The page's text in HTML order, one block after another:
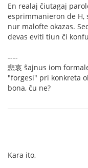
En realaj ĉiutagaj
esprimmanieron de
nur malofte okazas.
devas eviti tiun ĉi
----
悲哀 ŝajnus iom
"forgesi" pri konkreta
bona, ĉu ne?
Kara ito,